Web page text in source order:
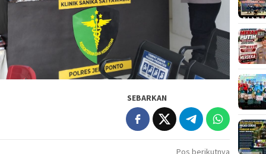
SEBARKAN
Pos berikutnya